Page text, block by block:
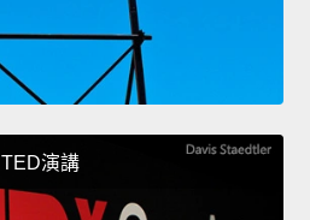
TED演講